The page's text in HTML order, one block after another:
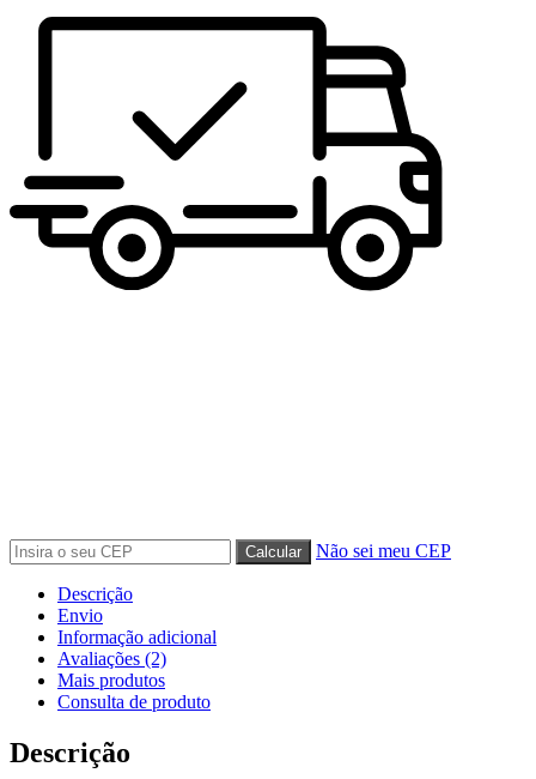
Não sei meu CEP
Descrição
Envio
Informação adicional
Avaliações (2)
Mais produtos
Consulta de produto
Descrição